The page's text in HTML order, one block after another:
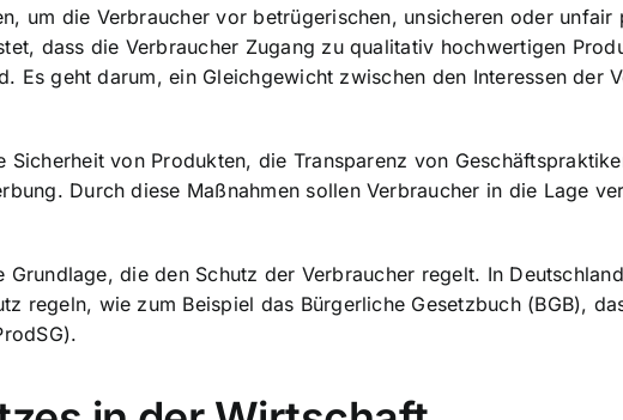
um die Verbraucher vor betrügerischen, unsicheren oder unfair
dass die Verbraucher Zugang zu qualitativ hochwertigen
Es geht darum, ein Gleichgewicht zwischen den Interessen der
von Produkten, die Transparenz von
Durch diese Maßnahmen sollen Verbraucher in die Lage
die den Schutz der Verbraucher regelt. In
regeln, wie zum Beispiel das Bürgerliche Gesetzbuch (BGB),